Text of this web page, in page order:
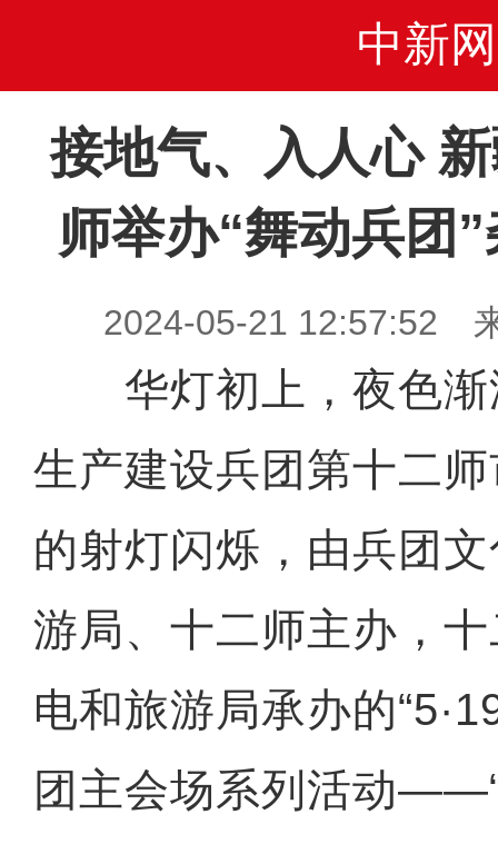
中新网
接地气、入人心
师举办“舞动兵团
2024-05-21 12:57:52
华灯初上，夜色渐
生产建设兵团第十二
的射灯闪烁，由兵团
游局、十二师主办，
电和旅游局承办的
团主会场系列活动